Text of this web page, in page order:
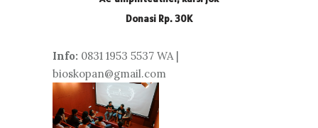
Donasi Rp. 30K
Info: 0831 1953 5537 WA |
bioskopan@gmail.com